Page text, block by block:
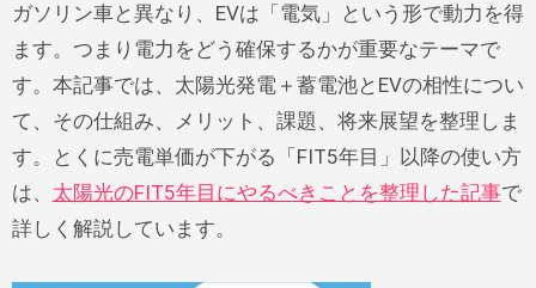
ガソリン車と異なり、EVは「電気」という形で動力を得
ます。つまり電力をどう確保するかが重要なテーマで
す。本記事では、太陽光発電＋蓄電池とEVの相性につい
て、その仕組み、メリット、課題、将来展望を整理しま
す。とくに売電単価が下がる「FIT5年目」以降の使い方
は、 太陽光のFIT5年目にやるべきことを整理した記事で
詳しく解説しています。